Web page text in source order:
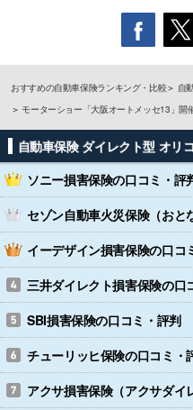
おすすめの自動車保険ランキング・比較
自
モーターショー「大阪オートメッセ13」開
自動車保険 ダイレクト型 オリ
ソニー損害保険の口コミ・評
セゾン自動車火災保険（おと
イーデザイン損害保険の口コ
三井ダイレクト損害保険の口
SBI損害保険の口コミ・評判
チューリッヒ保険の口コミ・
アクサ損害保険（アクサダイ